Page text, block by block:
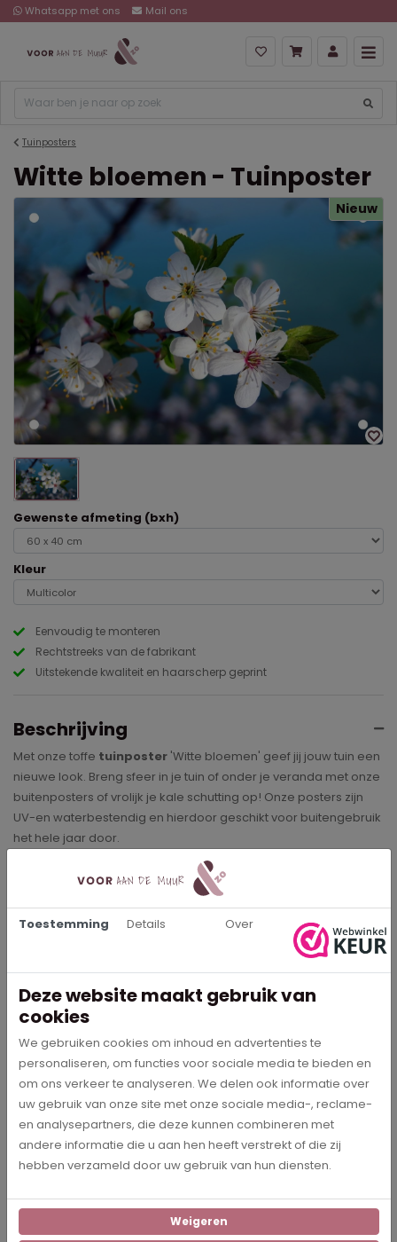
Whatsapp met ons Mail ons
Tuinposters
Witte bloemen - Tuinposter
Nieuw
Eenvoudig te monteren
Rechtstreeks van de fabrikant
Uitstekende kwaliteit en haarscherp geprint
Gewenste afmeting (bxh)
Kleur
Beschrijving
Met onze toffe tuinposter 'Witte bloemen' geef jij jouw tuin een
nieuwe look. Breng sfeer in je tuin of onder je veranda met onze
buitenposters of vrolijk je kale schutting op! Onze posters zijn
UV-en waterbestendig en hierdoor geschikt voor buitengebruik
het hele jaar door.
Buitenposters
hebben een hoge kleurechtheid
waardoor de prints op de poster heel duidelijk en mooi bedrukt
kunnen worden. De posters kun je heel eenvoudig bevestigen
aan je schutting of balkon met behulp van de ringen die in de
de 30cm en bij de overige formaten zit in elke hoek een ring.
voor 18.00 uur besteld, is morgen in huis!
Specificaties
Artikelnummer 5375
Toestemming Details Over
Deze website maakt gebruik van
cookies
We gebruiken cookies om inhoud en advertenties te
personaliseren, om functies voor sociale media te bieden en
om ons verkeer te analyseren. We delen ook informatie over
uw gebruik van onze site met onze sociale media-, reclame-
en analysepartners, die deze kunnen combineren met
andere informatie die u aan hen heeft verstrekt of die zij
hebben verzameld door uw gebruik van hun diensten.
Weigeren